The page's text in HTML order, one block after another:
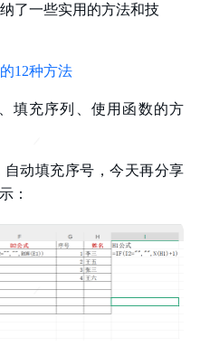
了一些实用的方法和技
12种方法
填充序列、使用函数的方
动填充序号，今天再分享
：